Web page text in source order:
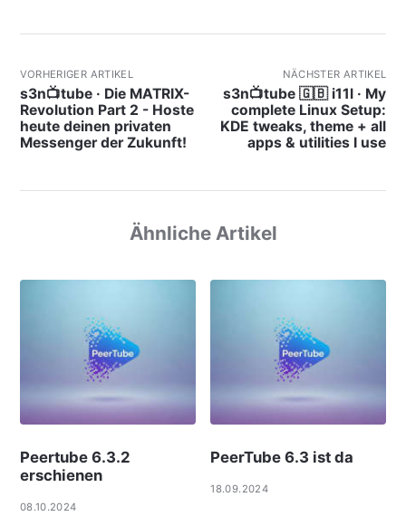
VORHERIGER ARTIKEL
s3n📺tube · Die MATRIX-
Revolution Part 2 - Hoste
heute deinen privaten
Messenger der Zukunft!
NÄCHSTER ARTIKEL
s3n📺tube 🇬🇧 i11l · My
complete Linux Setup:
KDE tweaks, theme + all
apps & utilities I use
Ähnliche Artikel
Peertube 6.3.2
erschienen
08.10.2024
PeerTube 6.3 ist da
18.09.2024